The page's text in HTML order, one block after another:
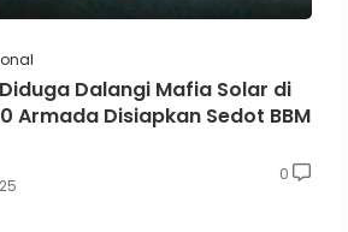
Dalangi Mafia Solar di
Armada Disiapkan Sedot BBM
0